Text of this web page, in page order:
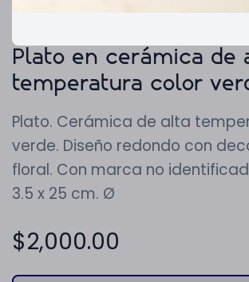
Plato en cerámica de
temperatura color
Plato. Cerámica de alta
verde. Diseño redondo con
floral. Con marca no
3.5 x 25 cm. Ø
$2,000.00